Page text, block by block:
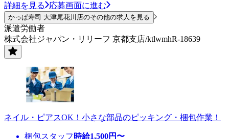
詳細を見る 応募画面に進む
かっぱ寿司 大津尾花川店のその他の求人を見る
派遣労働者
株式会社ジャパン・リリーフ 京都支店/ktlwmhR-18639
ネイル・ピアスOK！小さな部品のピッキング・梱包作業！
梱包スタッフ 時給1,500円〜